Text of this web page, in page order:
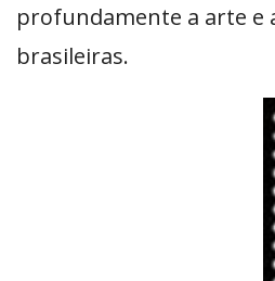
profundamente a arte e
brasileiras.